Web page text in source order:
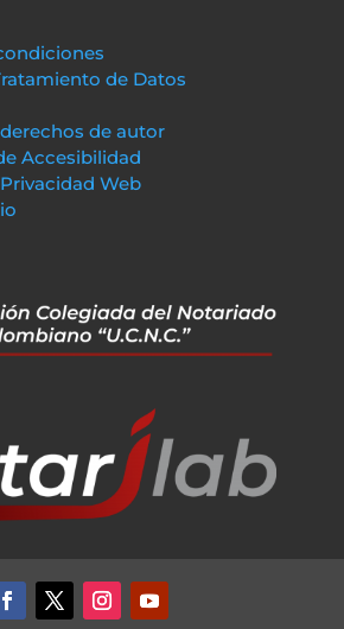
de Datos
de autor
Accesibilidad
Web